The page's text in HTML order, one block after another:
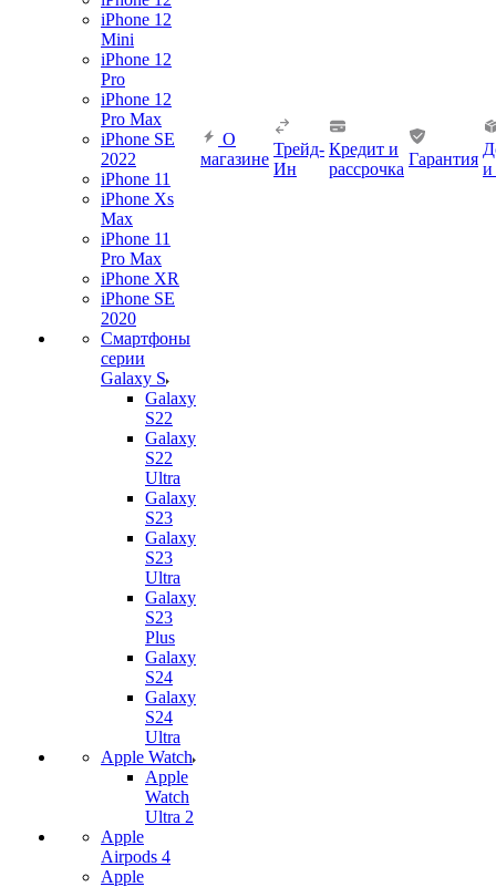
iPhone 12
Mini
iPhone 12
Pro
iPhone 12
Pro Max
iPhone SE
2022
iPhone 11
iPhone Xs
Max
iPhone 11
Pro Max
iPhone XR
iPhone SE
2020
Смартфоны
серии
Galaxy S
Galaxy
S22
Galaxy
S22
Ultra
Galaxy
S23
Galaxy
S23
Ultra
Galaxy
S23
Plus
Galaxy
S24
Galaxy
S24
Ultra
Apple Watch
Apple
Watch
Ultra 2
Apple
Airpods 4
Apple
О
магазине
Трейд-
Ин
Кредит и
рассрочка
Гарантия
и